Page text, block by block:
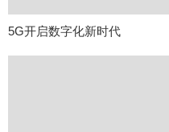
5G开启数字化新时代